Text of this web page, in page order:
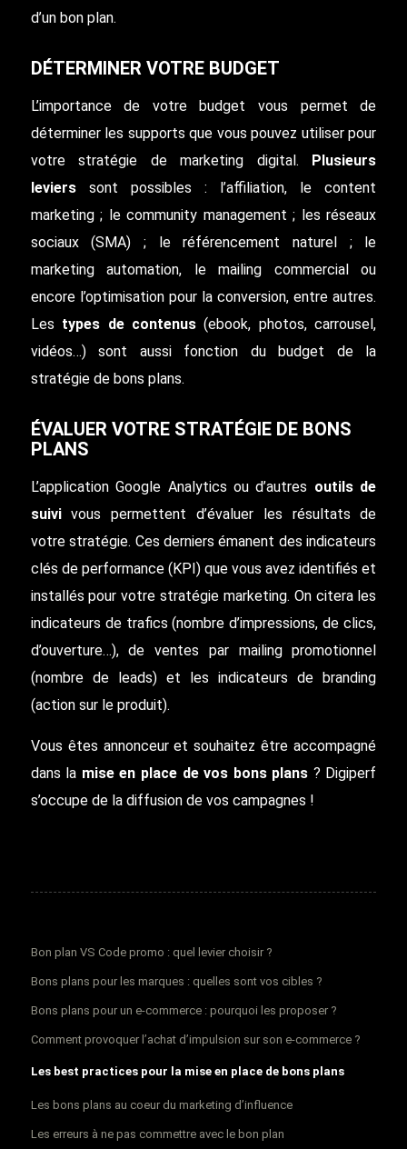
d’un bon plan.
DÉTERMINER VOTRE BUDGET
L’importance de votre budget vous permet de
déterminer les supports que vous pouvez utiliser pour
votre stratégie de marketing digital. Plusieurs
levierssont possibles : l’affiliation, le content
marketing ; le community management ; les réseaux
sociaux (SMA) ; le référencement naturel ; le
marketing automation, le mailing commercial ou
encore l’optimisation pour la conversion, entre autres.
Les types de contenus (ebook, photos, carrousel,
vidéos…) sont aussi fonction du budget de la
stratégie de bons plans.
ÉVALUER VOTRE STRATÉGIE DE BONS
PLANS
L’application Google Analytics ou d’autres outils de
suivivous permettent d’évaluer les résultats de
votre stratégie. Ces derniers émanent des indicateurs
clés de performance (KPI) que vous avez identifiés et
installés pour votre stratégie marketing. On citera les
indicateurs de trafics (nombre d’impressions, de clics,
d’ouverture…), de ventes par mailing promotionnel
(nombre de leads) et les indicateurs de branding
(action sur le produit).
Vous êtes annonceur et souhaitez être accompagné
dans la mise en place de vos bons plans ? Digiperf
s’occupe de la diffusion de vos campagnes !
Bon plan VS Code promo : quel levier choisir ?
Bons plans pour les marques : quelles sont vos cibles ?
Bons plans pour un e-commerce : pourquoi les proposer ?
Comment provoquer l’achat d’impulsion sur son e-commerce ?
Les best practices pour la mise en place de bons plans
Les bons plans au coeur du marketing d’influence
Les erreurs à ne pas commettre avec le bon plan